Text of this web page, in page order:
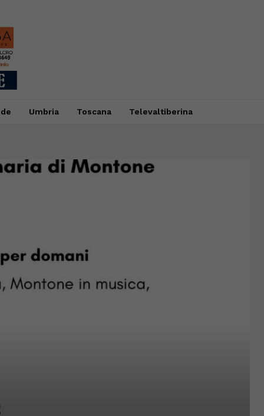
Umbria Toscana Televaltiberina